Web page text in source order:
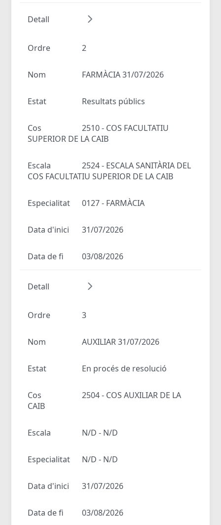
Detall
Ordre 2
Nom FARMÀCIA 31/07/2026
Estat Resultats públics
Cos
2510 - COS FACULTATIU
SUPERIOR DE LA CAIB
Escala
2524 - ESCALA SANITÀRIA DEL
COS FACULTATIU SUPERIOR DE LA CAIB
Especialitat 0127 - FARMÀCIA
Data d'inici 31/07/2026
Data de fi 03/08/2026
Detall
Ordre 3
Nom AUXILIAR 31/07/2026
Estat En procés de resolució
Cos
2504 - COS AUXILIAR DE LA
CAIB
Escala N/D - N/D
Especialitat N/D - N/D
Data d'inici 31/07/2026
Data de fi 03/08/2026